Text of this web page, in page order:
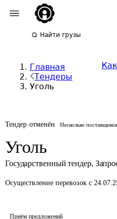
Найти грузы
Главная
Тендеры
Уголь
Тендер отменён Несколько поставщиков
Уголь
Государственный тендер,
Осуществление перевозок с
Приём предложений